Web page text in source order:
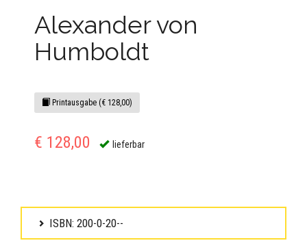
Alexander von
Humboldt
Printausgabe (€ 128,00)
€ 128,00 lieferbar
ISBN: 200-0-20--